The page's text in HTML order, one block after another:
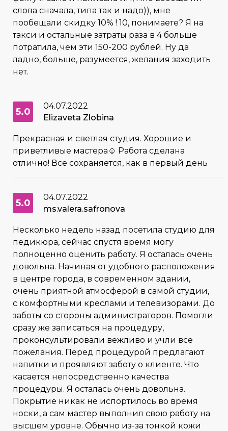
слова сначала, типа так и надо)), мне
пообещали скидку 10% ! 10, понимаете? Я на
такси и остальные затраты раза в 4 больше
потратила, чем эти 150-200 рублей. Ну да
ладно, больше, разумеется, желания заходить
нет.
5.0
04.07.2022
Elizaveta Zlobina
Прекрасная и светлая студия. Хорошие и
приветливые мастера☺️ Работа сделана
отлично! Все сохраняется, как в первый день
5.0
04.07.2022
ms.valera.safronova
Несколько недель назад посетила студию для
педикюра, сейчас спустя время могу
полноценно оценить работу. Я осталась очень
довольна. Начиная от удобного расположения
в центре города, в современном здании,
очень приятной атмосферой в самой студии,
с комфортными креслами и телевизорами. До
заботы со стороны администраторов. Помогли
сразу же записаться на процедуру,
проконсультировали вежливо и учли все
пожелания. Перед процедурой предлагают
напитки и проявляют заботу о клиенте. Что
касается непосредственно качества
процедуры. Я осталась очень довольна.
Покрытие никак не испортилось во время
носки, а сам мастер выполнил свою работу на
высшем уровне. Обычно из-за тонкой кожи